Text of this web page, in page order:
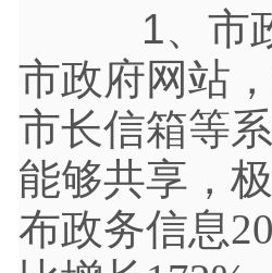
1、市政
市政府网站，
市长信箱等
能够共享，
布政务信息